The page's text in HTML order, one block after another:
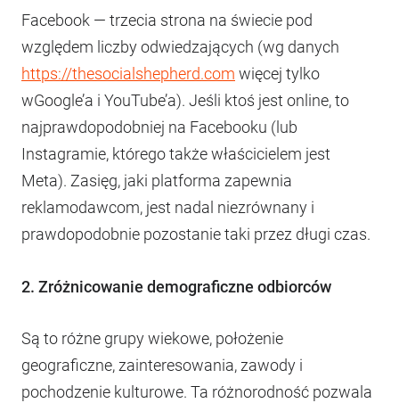
Facebook — trzecia strona na świecie pod
względem liczby odwiedzających (wg danych
https://thesocialshepherd.com więcej tylko
wGoogle’a i YouTube’a). Jeśli ktoś jest online, to
najprawdopodobniej na Facebooku (lub
Instagramie, którego także właścicielem jest
Meta). Zasięg, jaki platforma zapewnia
reklamodawcom, jest nadal niezrównany i
prawdopodobnie pozostanie taki przez długi czas.
2. Zróżnicowanie demograficzne odbiorców
Są to różne grupy wiekowe, położenie
geograficzne, zainteresowania, zawody i
pochodzenie kulturowe. Ta różnorodność pozwala